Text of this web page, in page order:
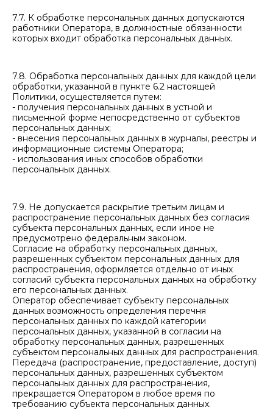
7.7. К обработке персональных данных допускаются
работники Оператора, в должностные обязанности
которых входит обработка персональных данных.
7.8. Обработка персональных данных для каждой цели
обработки, указанной в пункте 6.2 настоящей
Политики, осуществляется путем:
- получения персональных данных в устной и
письменной форме непосредственно от субъектов
персональных данных;
- внесения персональных данных в журналы, реестры и
информационные системы Оператора;
- использования иных способов обработки
персональных данных.
7.9. Не допускается раскрытие третьим лицам и
распространение персональных данных без согласия
субъекта персональных данных, если иное не
предусмотрено федеральным законом.
Согласие на обработку персональных данных,
разрешенных субъектом персональных данных для
распространения, оформляется отдельно от иных
согласий субъекта персональных данных на обработку
его персональных данных.
Оператор обеспечивает субъекту персональных
данных возможность определения перечня
персональных данных по каждой категории
персональных данных, указанной в согласии на
обработку персональных данных, разрешенных
субъектом персональных данных для распространения.
Передача (распространение, предоставление, доступ)
персональных данных, разрешенных субъектом
персональных данных для распространения,
прекращается Оператором в любое время по
требованию субъекта персональных данных.